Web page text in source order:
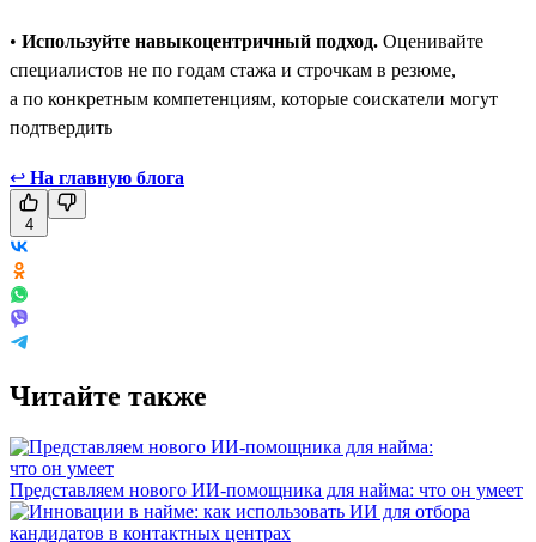
• Используйте навыкоцентричный подход. Оценивайте
специалистов не по годам стажа и строчкам в резюме,
а по конкретным компетенциям, которые соискатели могут
подтвердить
↩ На главную блога
4
Читайте также
Представляем нового ИИ-помощника для найма: что он умеет